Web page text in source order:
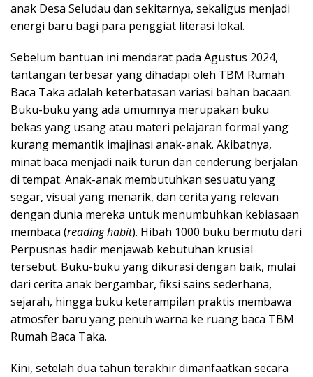
anak Desa Seludau dan sekitarnya, sekaligus menjadi
energi baru bagi para penggiat literasi lokal.
Sebelum bantuan ini mendarat pada Agustus 2024,
tantangan terbesar yang dihadapi oleh TBM Rumah
Baca Taka adalah keterbatasan variasi bahan bacaan.
Buku-buku yang ada umumnya merupakan buku
bekas yang usang atau materi pelajaran formal yang
kurang memantik imajinasi anak-anak. Akibatnya,
minat baca menjadi naik turun dan cenderung berjalan
di tempat. Anak-anak membutuhkan sesuatu yang
segar, visual yang menarik, dan cerita yang relevan
dengan dunia mereka untuk menumbuhkan kebiasaan
membaca (reading habit). Hibah 1000 buku bermutu dari
Perpusnas hadir menjawab kebutuhan krusial
tersebut. Buku-buku yang dikurasi dengan baik, mulai
dari cerita anak bergambar, fiksi sains sederhana,
sejarah, hingga buku keterampilan praktis membawa
atmosfer baru yang penuh warna ke ruang baca TBM
Rumah Baca Taka.
Kini, setelah dua tahun terakhir dimanfaatkan secara